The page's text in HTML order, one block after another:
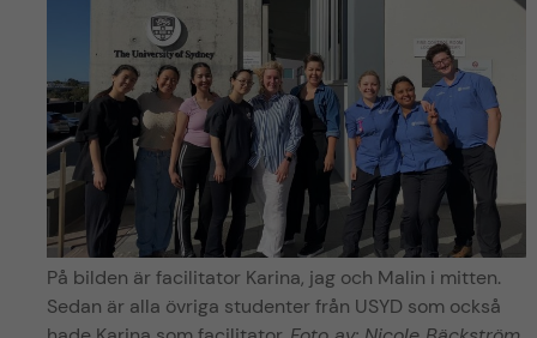
På bilden är facilitator Karina, jag och Malin i mitten.
Sedan är alla övriga studenter från USYD som också